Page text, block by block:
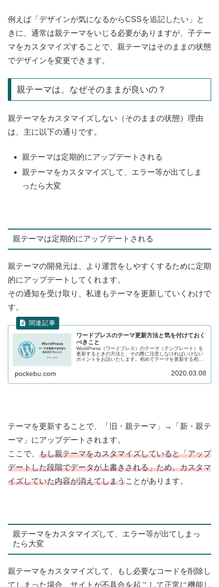
例えば「デザインが気になるからCSSを追記したい」と
きに、通常は親テーマをいじる必要がありますが、子テー
マをカスタマイズすることで、親テーマはそのままの状態
でデザインを変更できます。
親テーマは、なぜそのままが良いの？
親テーマをカスタマイズしない（そのままの状態）理由
は、主に以下の通りです。
親テーマは定期的にアップデートされる
親テーマをカスタマイズして、エラー等が出てしま
ったら大変
親テーマは定期的にアップデートされる
親テーマの開発元は、より運営をしやすくするために定期
的にアップデートしてくれます。
その通知を受け取り、私達もテーマを更新していくわけで
す。
ワードプレスのテーマ更新方法と気を付けておく
べきこと
WordPress（ワードプレス）のテーマ（テンプレート）を
更新するときの方法と、その際に注意しなければいけない
ポイントをお話いたします。初めてテーマを更新する初心
pockebu.com 2020.03.08
テーマを更新することで、「旧・親テーマ」→「新・親テ
ーマ」にアップデートされます。
ここで、 もし親テーマをカスタマイズしていると「アップ
デートした段階でデータが上書きされる」ため、カスタマ
イズしていた内容が消えてしまうことがあります。
親テーマをカスタマイズして、エラー等が出てしまっ
たら大変
親テーマをカスタマイズして、もし必要なコードを削除し
てしまった場合、サイトが不具合を起こして正常に機能し